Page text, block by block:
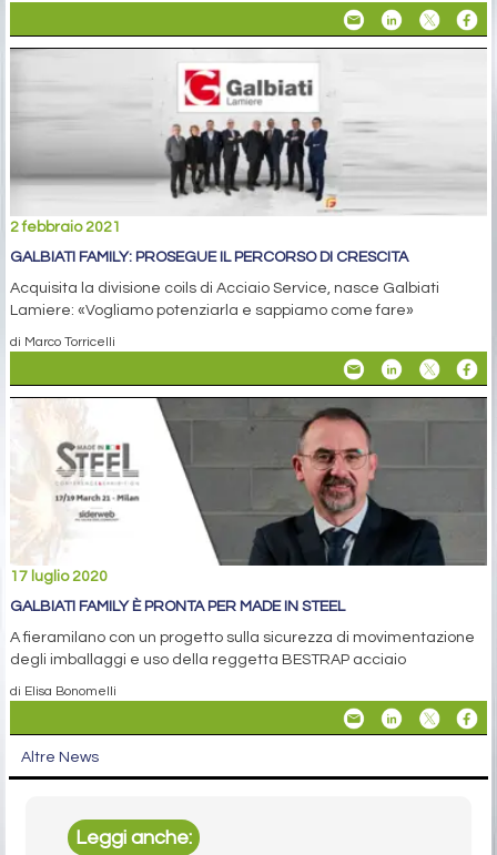
2 febbraio 2021
GALBIATI FAMILY: PROSEGUE IL PERCORSO DI CRESCITA
Acquisita la divisione coils di Acciaio Service, nasce Galbiati
Lamiere: «Vogliamo potenziarla e sappiamo come fare»
di Marco Torricelli
17 luglio 2020
GALBIATI FAMILY È PRONTA PER MADE IN STEEL
A fieramilano con un progetto sulla sicurezza di movimentazione
degli imballaggi e uso della reggetta BESTRAP acciaio
di Elisa Bonomelli
Altre News
Leggi anche: